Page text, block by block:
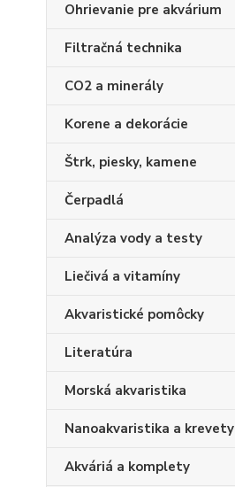
Ohrievanie pre akvárium
Filtračná technika
CO2 a minerály
Korene a dekorácie
Štrk, piesky, kamene
Čerpadlá
Analýza vody a testy
Liečivá a vitamíny
Akvaristické pomôcky
Literatúra
Morská akvaristika
Nanoakvaristika a krevety
Akváriá a komplety